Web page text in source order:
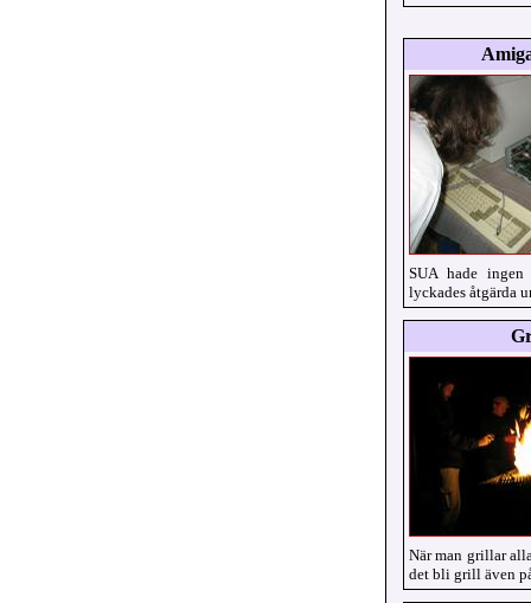
SUA hade
lyckades åtgärda
När man grillar
det bli grill även